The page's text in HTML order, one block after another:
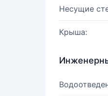
Несущие
Крыша: